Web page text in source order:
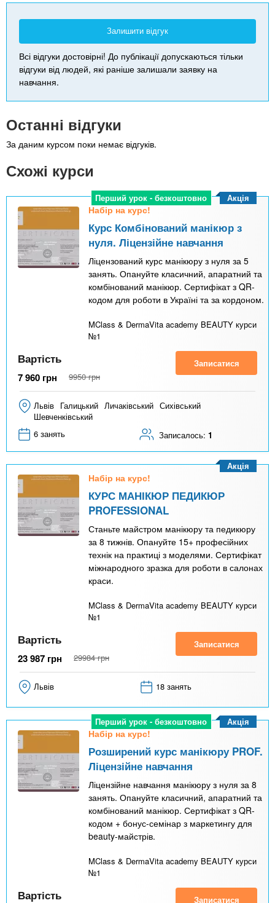
Залишити відгук
Всі відгуки достовірні! До публікації допускаються тільки
відгуки від людей, які раніше залишали заявку на
навчання.
Останні відгуки
За даним курсом поки немає відгуків.
Схожі курси
Перший урок - безкоштовно
Набір на курс!
Курс Комбінований манікюр з
нуля. Ліцензійне навчання
Ліцензований курс манікюру з нуля за 5
занять. Опануйте класичний, апаратний та
комбінований манікюр. Сертифікат з QR-
кодом для роботи в Україні та за кордоном.
MClass & DermaVita academy BEAUTY курси
№1
Акція
Вартість
7 960 грн 9950 грн
Записатися
Львів Галицький Личаківський Сихівський
Шевченківський
6 занять
Записалось: 1
Набір на курс!
КУРС МАНІКЮР ПЕДИКЮР
PROFESSIONAL
Станьте майстром манікюру та педикюру
за 8 тижнів. Опануйте 15+ професійних
технік на практиці з моделями. Сертифікат
міжнародного зразка для роботи в салонах
краси.
MClass & DermaVita academy BEAUTY курси
№1
Акція
Вартість
23 987 грн 29984 грн
Записатися
Львів 18 занять
Перший урок - безкоштовно
Набір на курс!
Розширений курс манікюру PROF.
Ліцензійне навчання
Ліцензійне навчання манікюру з нуля за 8
занять. Опануйте класичний, апаратний та
комбінований манікюр. Сертифікат з QR-
кодом + бонус-семінар з маркетингу для
beauty-майстрів.
MClass & DermaVita academy BEAUTY курси
№1
Акція
Вартість Записатися